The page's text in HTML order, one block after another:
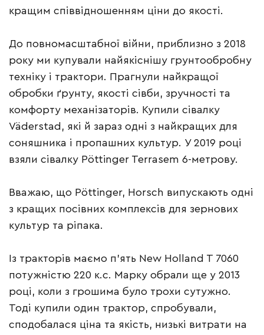
кращим співвідношенням ціни до якості.
До повномасштабної війни, приблизно з 2018
року ми купували найякіснішу грунтообробну
техніку і трактори. Прагнули найкращої
обробки ґрунту, якості сівби, зручності та
комфорту механізаторів. Купили сівалку
Väderstad, які й зараз одні з найкращих для
соняшника і пропашних культур. У 2019 році
взяли сівалку Pöttinger Terrasem 6-метрову.
Вважаю, що Pöttinger, Horsch випускають одні
з кращих посівних комплексів для зернових
культур та ріпака.
Із тракторів маємо п’ять New Holland T 7060
потужністю 220 к.с. Марку обрали ще у 2013
році, коли з грошима було трохи сутужно.
Тоді купили один трактор, спробували,
сподобалася ціна та якість, низькі витрати на